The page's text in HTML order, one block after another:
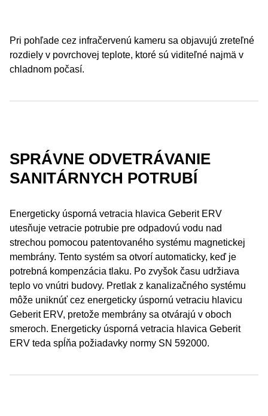
Pri pohľade cez infračervenú kameru sa objavujú zreteľné
rozdiely v povrchovej teplote, ktoré sú viditeľné najmä v
chladnom počasí.
SPRÁVNE ODVETRÁVANIE
SANITÁRNYCH POTRUBÍ
Energeticky úsporná vetracia hlavica Geberit ERV
utesňuje vetracie potrubie pre odpadovú vodu nad
strechou pomocou patentovaného systému magnetickej
membrány. Tento systém sa otvorí automaticky, keď je
potrebná kompenzácia tlaku. Po zvyšok času udržiava
teplo vo vnútri budovy. Pretlak z kanalizačného systému
môže uniknúť cez energeticky úspornú vetraciu hlavicu
Geberit ERV, pretože membrány sa otvárajú v oboch
smeroch. Energeticky úsporná vetracia hlavica Geberit
ERV teda spĺňa požiadavky normy SN 592000.